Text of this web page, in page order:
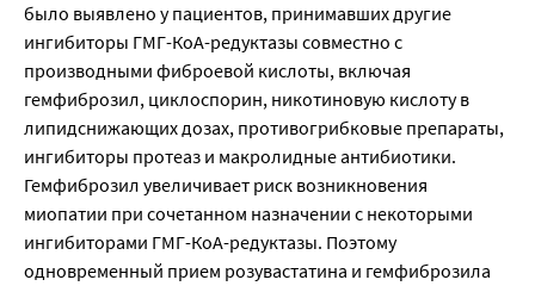
было выявлено у пациентов, принимавших другие
ингибиторы ГМГ-КоА-редуктазы совместно с
производными фиброевой кислоты, включая
гемфиброзил, циклоспорин, никотиновую кислоту в
липидснижающих дозах, противогрибковые препараты,
ингибиторы протеаз и макролидные антибиотики.
Гемфиброзил увеличивает риск возникновения
миопатии при сочетанном назначении с некоторыми
ингибиторами ГМГ-КоА-редуктазы. Поэтому
одновременный прием розувастатина и гемфиброзила